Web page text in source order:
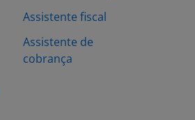
Assistente fiscal
Assistente de
cobrança